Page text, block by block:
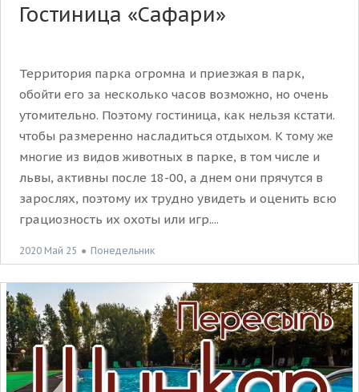
Гостиница «Сафари»
Территория парка огромна и приезжая в парк,
обойти его за несколько часов возможно, но очень
утомительно. Поэтому гостиница, как нельзя кстати.
чтобы размеренно насладиться отдыхом. К тому же
многие из видов животных в парке, в том числе и
львы, активны после 18-00, а днем они прячутся в
зарослях, поэтому их трудно увидеть и оценить всю
грациозность их охоты или игр....
2020 Май 25 ● Понедельник